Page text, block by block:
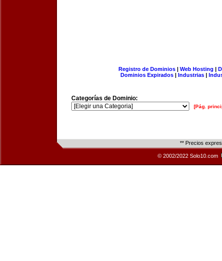
Registro de Dominios| Web Hosting |
Dominios Expirados | Industrias |
Categorías de Dominio:
[Pág.
** Precios
© 2002/2022 Solo10.com